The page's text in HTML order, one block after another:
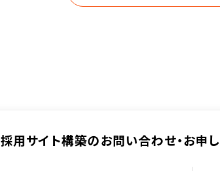
採用サイト構築のお問い合わせ・お申